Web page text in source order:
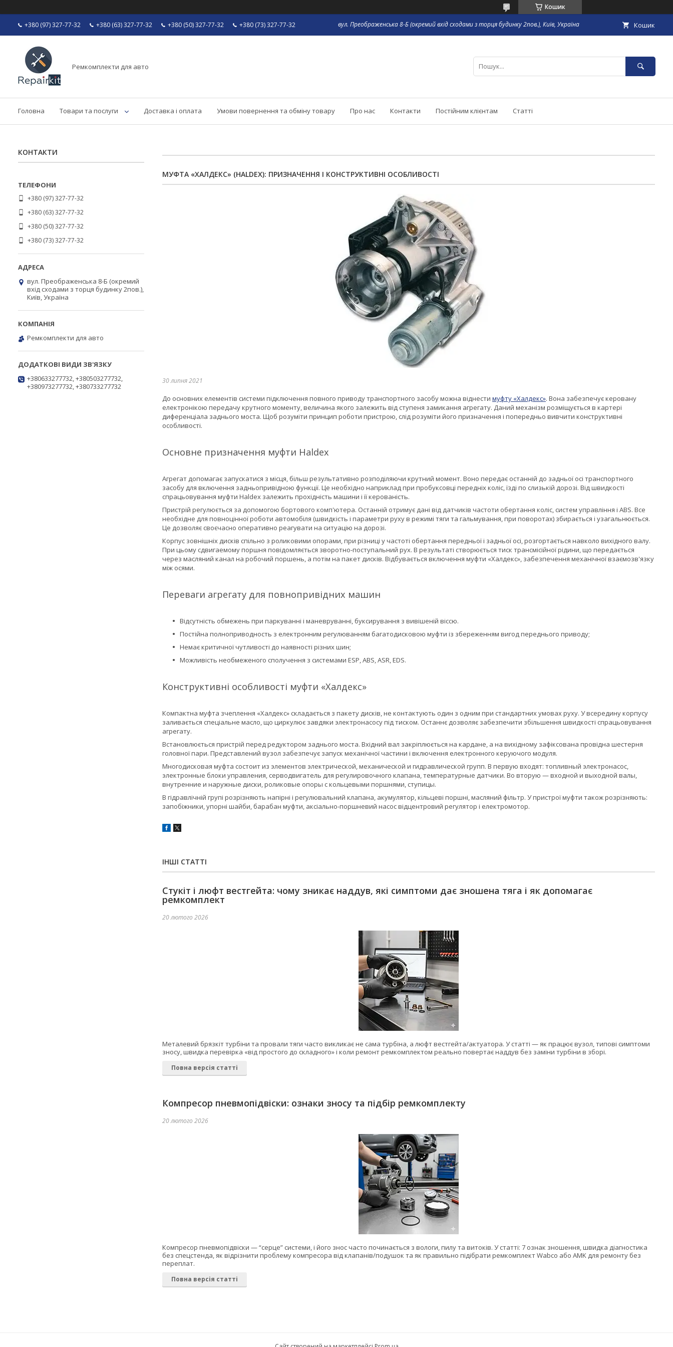
Кошик
+380 (97) 327-77-32 +380 (63) 327-77-32 +380 (50) 327-77-32 +380 (73) 327-77-32 вул. Преображенська 8-Б (окремий вхід сходами з торця будинку 2пов.), Київ, Україна Кошик
Ремкомплекти для авто
Головна Товари та послуги Доставка і оплата Умови повернення та обміну товару Про нас Контакти Постійним клієнтам Статті
МУФТА «ХАЛДЕКС» (HALDEX): ПРИЗНАЧЕННЯ І КОНСТРУКТИВНІ ОСОБЛИВОСТІ
30 липня 2021
До основних елементів системи підключення повного приводу транспортного засобу можна віднести муфту «Халдекс». Вона забезпечує керовану
електронікою передачу крутного моменту, величина якого залежить від ступеня замикання агрегату. Даний механізм розміщується в картері
диференціала заднього моста. Щоб розуміти принцип роботи пристрою, слід розуміти його призначення і попередньо вивчити конструктивні
особливості.
Основне призначення муфти Haldex
Агрегат допомагає запускатися з місця, більш результативно розподіляючи крутний момент. Воно передає останній до задньої осі транспортного
засобу для включення задньопривідною функції. Це необхідно наприклад при пробуксовці передніх коліс, їзді по слизькій дорозі. Від швидкості
спрацьовування муфти Haldex залежить прохідність машини і її керованість.
Пристрій регулюється за допомогою бортового комп'ютера. Останній отримує дані від датчиків частоти обертання коліс, систем управління і ABS. Все
необхідне для повноцінної роботи автомобіля (швидкість і параметри руху в режимі тяги та гальмування, при поворотах) збирається і узагальнюється.
Це дозволяє своєчасно оперативно реагувати на ситуацію на дорозі.
Корпус зовнішніх дисків спільно з роликовими опорами, при різниці у частоті обертання передньої і задньої осі, розгортається навколо вихідного валу.
При цьому сдвигаемому поршня повідомляється зворотно-поступальний рух. В результаті створюється тиск трансмісійної рідини, що передається
через масляний канал на робочий поршень, а потім на пакет дисків. Відбувається включення муфти «Халдекс», забезпечення механічної взаємозв'язку
між осями.
Переваги агрегату для повнопривідних машин
Відсутність обмежень при паркуванні і маневруванні, буксирування з вивішеній віссю.
Постійна полноприводность з електронним регулюванням багатодисковою муфти із збереженням вигод переднього приводу;
Немає критичної чутливості до наявності різних шин;
Можливість необмеженого сполучення з системами ESP, ABS, ASR, EDS.
Конструктивні особливості муфти «Халдекс»
Компактна муфта зчеплення «Халдекс» складається з пакету дисків, не контактують один з одним при стандартних умовах руху. У всередину корпусу
заливається спеціальне масло, що циркулює завдяки электронасосу під тиском. Останнє дозволяє забезпечити збільшення швидкості спрацьовування
агрегату.
Встановлюється пристрій перед редуктором заднього моста. Вхідний вал закріплюється на кардане, а на вихідному зафіксована провідна шестерня
головної пари. Представлений вузол забезпечує запуск механічної частини і включення електронного керуючого модуля.
Многодисковая муфта состоит из элементов электрической, механической и гидравлической групп. В первую входят: топливный электронасос,
электронные блоки управления, серводвигатель для регулировочного клапана, температурные датчики. Во вторую — входной и выходной валы,
внутренние и наружные диски, роликовые опоры с кольцевыми поршнями, ступицы.
В гідравлічній групі розрізняють напірні і регулювальний клапана, акумулятор, кільцеві поршні, масляний фільтр. У пристрої муфти також розрізняють:
запобіжники, упорні шайби, барабан муфти, аксіально-поршневий насос відцентровий регулятор і електромотор.
ІНШІ СТАТТІ
Стукіт і люфт вестгейта: чому зникає наддув, які симптоми дає зношена тяга і як допомагає
ремкомплект
20 лютого 2026
Металевий брязкіт турбіни та провали тяги часто викликає не сама турбіна, а люфт вестгейта/актуатора. У статті — як працює вузол, типові симптоми
зносу, швидка перевірка «від простого до складного» і коли ремонт ремкомплектом реально повертає наддув без заміни турбіни в зборі.
Повна версія статті
Компресор пневмопідвіски: ознаки зносу та підбір ремкомплекту
20 лютого 2026
Компресор пневмопідвіски — “серце” системи, і його знос часто починається з вологи, пилу та витоків. У статті: 7 ознак зношення, швидка діагностика
без спецстенда, як відрізнити проблему компресора від клапанів/подушок та як правильно підібрати ремкомплект Wabco або AMK для ремонту без
переплат.
Повна версія статті
КОНТАКТИ
+380 (97) 327-77-32
+380 (63) 327-77-32
+380 (50) 327-77-32
+380 (73) 327-77-32
вул. Преображенська 8-Б (окремий
вхід сходами з торця будинку 2пов.),
Київ, Україна
Ремкомплекти для авто
+380633277732, +380503277732,
+380973277732, +380733277732